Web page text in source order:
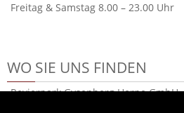
Freitag & Samstag 8.00 – 23.00 Uhr
WO SIE UNS FINDEN
Revierpark Gysenberg Herne GmbH